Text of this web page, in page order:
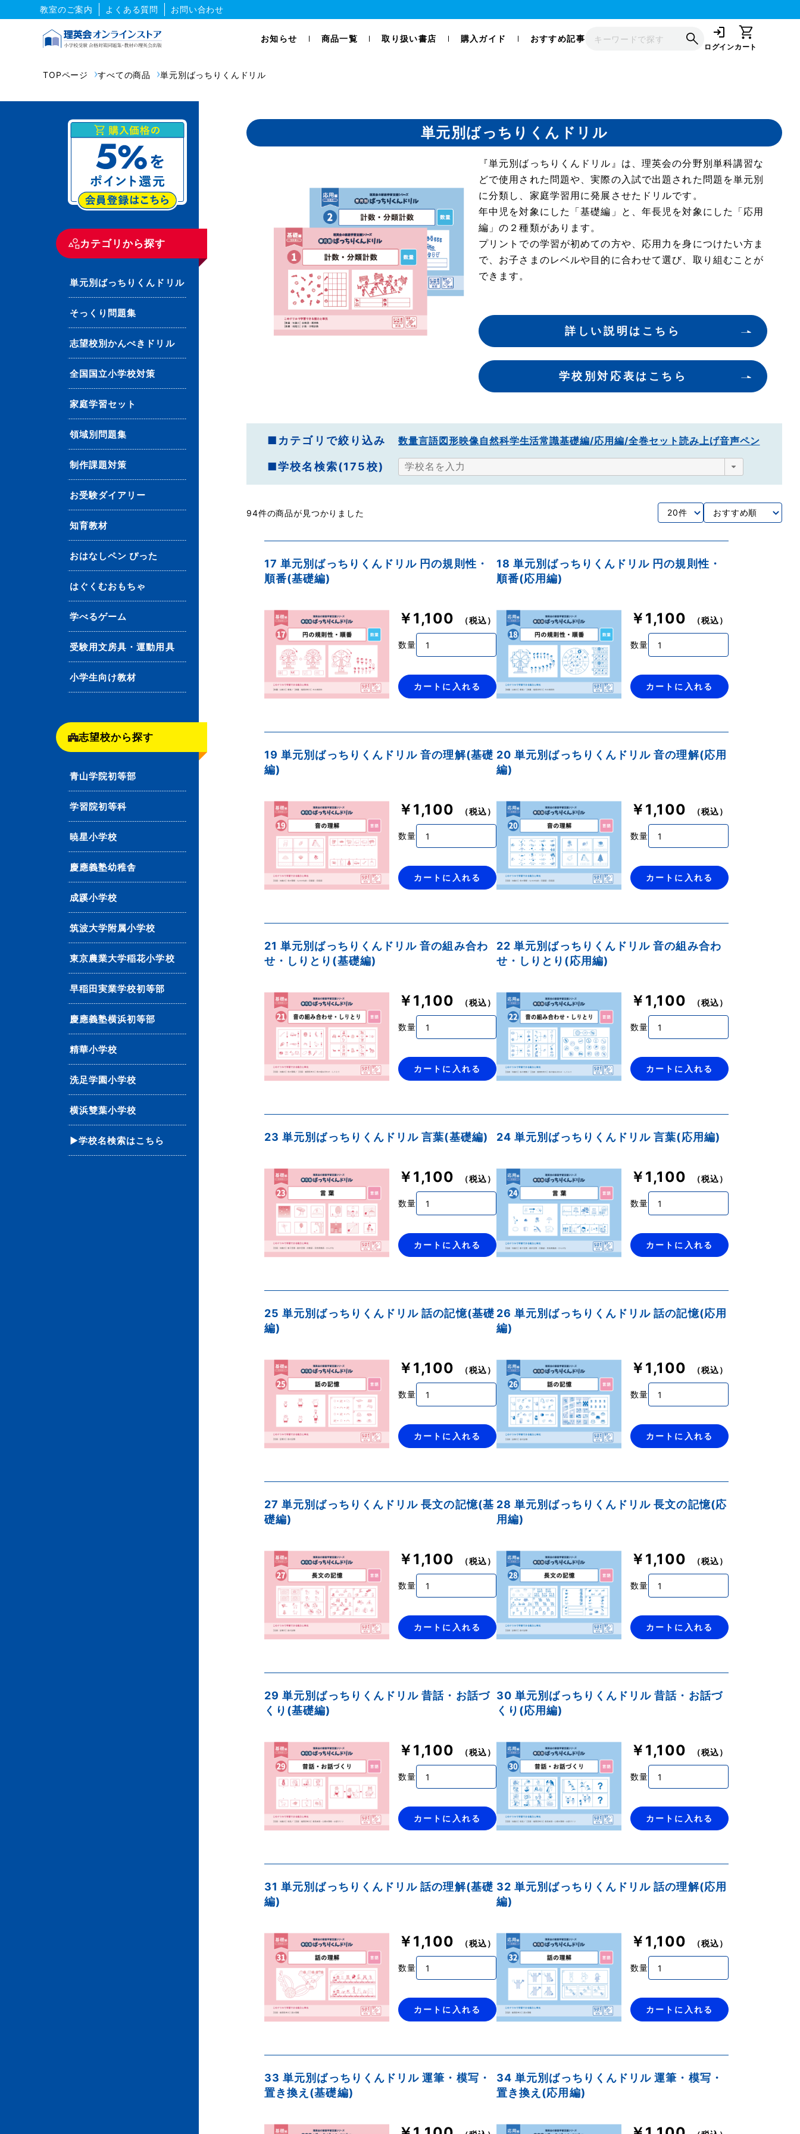
教室のご案内 よくある質問 お問い合わせ
お知らせ 商品一覧 取り扱い書店 購入ガイド おすすめ記事
ログインカート
TOPページ すべての商品 単元別ばっちりくんドリル
カテゴリから探す
単元別ばっちりくんドリル
そっくり問題集
志望校別かんぺきドリル
全国国立小学校対策
家庭学習セット
領域別問題集
制作課題対策
お受験ダイアリー
知育教材
おはなしペン ぴった
はぐくむおもちゃ
学べるゲーム
受験用文房具・運動用具
小学生向け教材
志望校から探す
青山学院初等部
学習院初等科
暁星小学校
慶應義塾幼稚舎
成蹊小学校
筑波大学附属小学校
東京農業大学稲花小学校
早稲田実業学校初等部
慶應義塾横浜初等部
精華小学校
洗足学園小学校
横浜雙葉小学校
▶学校名検索はこちら
単元別ばっちりくんドリル
『単元別ばっちりくんドリル』は、理英会の分野別単科講習な
どで使用された問題や、実際の入試で出題された問題を単元別
に分類し、家庭学習用に発展させたドリルです。
年中児を対象にした「基礎編」と、年長児を対象にした「応用
編」の２種類があります。
プリントでの学習が初めての方や、応用力を身につけたい方ま
で、お子さまのレベルや目的に合わせて選び、取り組むことが
できます。
詳しい説明はこちら
学校別対応表はこちら
■カテゴリで絞り込み 数量言語図形映像 自然科学生活常識基礎編/応用編/全巻セット 読み上げ音声ペン
■学校名検索(175校)
94件の商品が見つかりました
17 単元別ばっちりくんドリル 円の規則性・
順番(基礎編)
￥1,100 （税込）
数量
カートに入れる
18 単元別ばっちりくんドリル 円の規則性・
順番(応用編)
￥1,100 （税込）
数量
カートに入れる
19 単元別ばっちりくんドリル 音の理解(基礎
編)
￥1,100 （税込）
数量
カートに入れる
20 単元別ばっちりくんドリル 音の理解(応用
編)
￥1,100 （税込）
数量
カートに入れる
21 単元別ばっちりくんドリル 音の組み合わ
せ・しりとり(基礎編)
￥1,100 （税込）
数量
カートに入れる
22 単元別ばっちりくんドリル 音の組み合わ
せ・しりとり(応用編)
￥1,100 （税込）
数量
カートに入れる
23 単元別ばっちりくんドリル 言葉(基礎編)
￥1,100 （税込）
数量
カートに入れる
24 単元別ばっちりくんドリル 言葉(応用編)
￥1,100 （税込）
数量
カートに入れる
25 単元別ばっちりくんドリル 話の記憶(基礎
編)
￥1,100 （税込）
数量
カートに入れる
26 単元別ばっちりくんドリル 話の記憶(応用
編)
￥1,100 （税込）
数量
カートに入れる
27 単元別ばっちりくんドリル 長文の記憶(基
礎編)
￥1,100 （税込）
数量
カートに入れる
28 単元別ばっちりくんドリル 長文の記憶(応
用編)
￥1,100 （税込）
数量
カートに入れる
29 単元別ばっちりくんドリル 昔話・お話づ
くり(基礎編)
￥1,100 （税込）
数量
カートに入れる
30 単元別ばっちりくんドリル 昔話・お話づ
くり(応用編)
￥1,100 （税込）
数量
カートに入れる
31 単元別ばっちりくんドリル 話の理解(基礎
編)
￥1,100 （税込）
数量
カートに入れる
32 単元別ばっちりくんドリル 話の理解(応用
編)
￥1,100 （税込）
数量
カートに入れる
33 単元別ばっちりくんドリル 運筆・模写・
置き換え(基礎編)
34 単元別ばっちりくんドリル 運筆・模写・
置き換え(応用編)